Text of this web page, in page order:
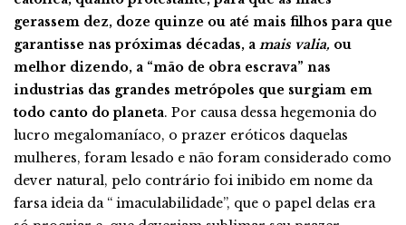
gerassem dez, doze quinze ou até mais filhos para que
garantisse nas próximas décadas, a mais valia, ou
melhor dizendo, a “mão de obra escrava” nas
industrias das grandes metrópoles que surgiam em
todo canto do planeta. Por causa dessa hegemonia do
lucro megalomaníaco, o prazer eróticos daquelas
mulheres, foram lesado e não foram considerado como
dever natural, pelo contrário foi inibido em nome da
farsa ideia da “ imaculabilidade”, que o papel delas era